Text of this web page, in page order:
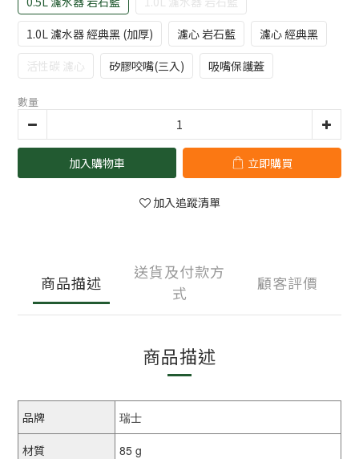
1.0L 濾水器 經典黑 (加厚)
濾心 岩石藍
濾心 經典黑
活性碳 濾心
矽膠咬嘴(三入) 吸嘴保護蓋
數量
加入購物車 立即購買
加入追蹤清單
商品描述
送貨及付款方
式
顧客評價
商品描述
品牌 瑞士
材質 85 g